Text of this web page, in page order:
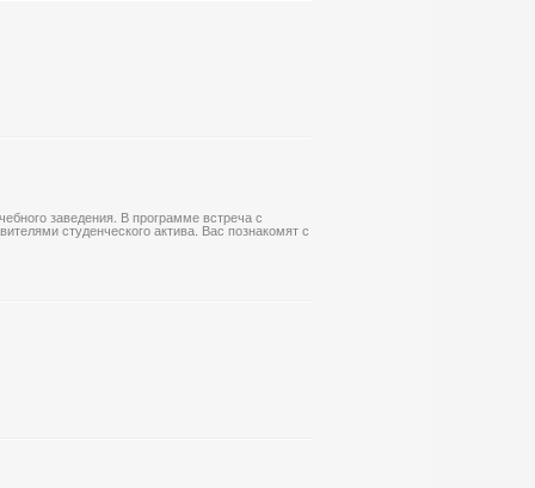
заведения. В программе встреча с
студенческого актива. Вас познакомят с